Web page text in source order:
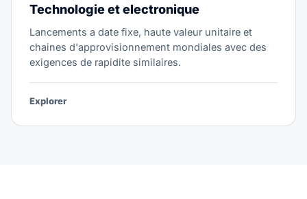
Technologie et electronique
Lancements a date fixe, haute valeur unitaire et
chaines d'approvisionnement mondiales avec des
exigences de rapidite similaires.
Explorer